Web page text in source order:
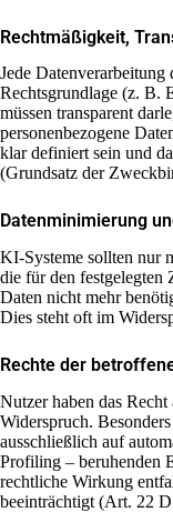
Rechtmäßigkeit,
Jede
Rechtsgrundlage (z. B.
müssen transparent
personenbezogene
klar definiert sein und
(Grundsatz der
Datenminimierung
KI-Systeme sollten nur
die für den festgelegten
Daten nicht mehr
Dies steht oft im
Rechte der
Nutzer haben das
Widerspruch.
ausschließlich auf
Profiling – beruhenden
rechtliche Wirkung
beeinträchtigt (Art. 22